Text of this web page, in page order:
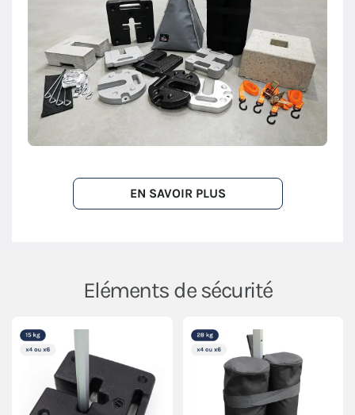
EN SAVOIR PLUS
Eléments de sécurité